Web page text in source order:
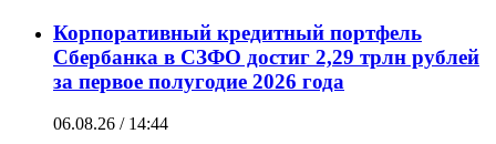
Корпоративный кредитный портфель
Сбербанка в СЗФО достиг 2,29 трлн рублей
за первое полугодие 2026 года
06.08.26 / 14:44